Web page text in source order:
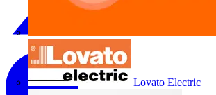
Lovato Electric